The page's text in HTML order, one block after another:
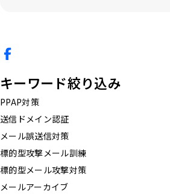
キーワード絞り込み
PPAP対策
送信ドメイン認証
メール誤送信対策
標的型攻撃メール訓練
標的型メール攻撃対策
メールアーカイブ